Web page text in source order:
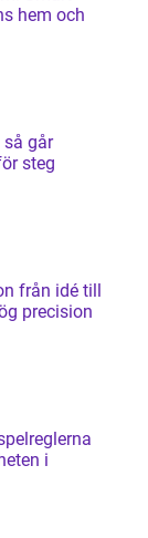
hem och
steg
precision
i